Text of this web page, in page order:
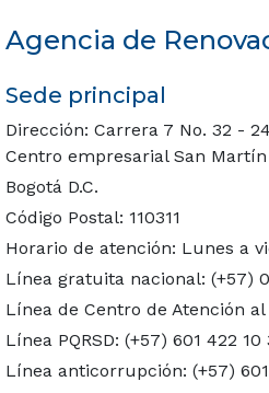
Agencia de
Sede principal
Dirección: Carrera 7 No. 32 -
Centro empresarial San
Bogotá D.C.
Código Postal: 110311
Horario de atención: Lunes a
Línea gratuita nacional: (+57)
Línea de Centro de Atención
Línea PQRSD: (+57) 601 422
Línea anticorrupción: (+57)